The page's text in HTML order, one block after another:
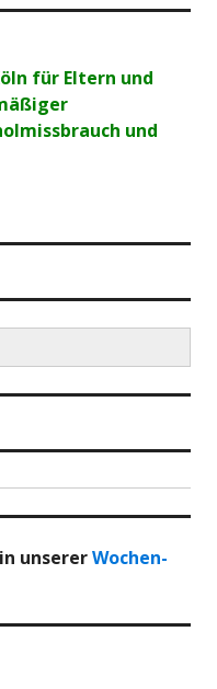
für Eltern und
und
unsererWochen-